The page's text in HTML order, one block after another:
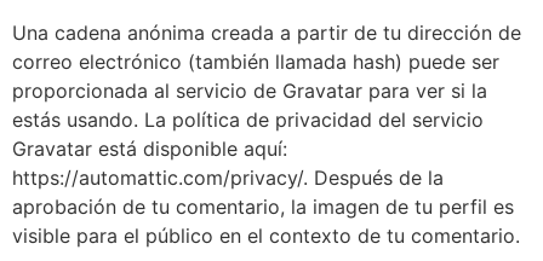
Una cadena anónima creada a partir de tu dirección de
correo electrónico (también llamada hash) puede ser
proporcionada al servicio de Gravatar para ver si la
estás usando. La política de privacidad del servicio
Gravatar está disponible aquí:
https://automattic.com/privacy/. Después de la
aprobación de tu comentario, la imagen de tu perfil es
visible para el público en el contexto de tu comentario.